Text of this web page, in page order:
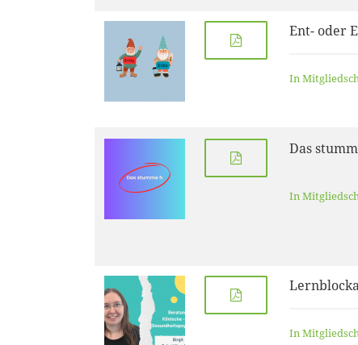
Ent- oder
In
Das
In
In